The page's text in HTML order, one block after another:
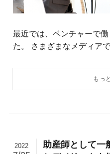
最近では、ベンチャーで
た。 さまざまなメディア
助産師として一
2022